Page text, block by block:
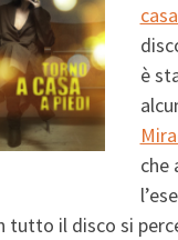
è
che
tutto il disco si